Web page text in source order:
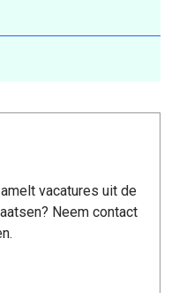
vacatures uit de
Neem contact